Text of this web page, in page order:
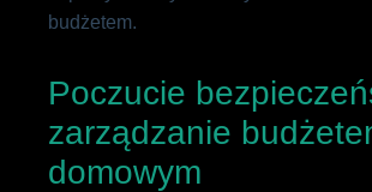
budżetem.
Poczucie
zarządzanie
domowym